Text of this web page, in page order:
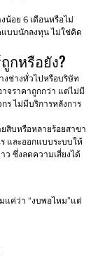
น้อย 6 เดือนหรือไม่
บบนักลงทุน ไม่ใช่คิด
กหรือยัง?
ช่างทั่วไปหรือบริษัท
จราคาถูกกว่า แต่ไม่มี
ร ไม่มีบริการหลังการ
สิบหรือหลายร้อยสาขา
และออกแบบระบบให้
ว ซึ่งลดความเสี่ยงได้
แค่ว่า “งบพอไหม”แต่